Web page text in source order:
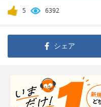
5 6392
シェア